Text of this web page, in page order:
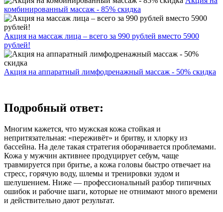
комбинированный массаж - 85% скидка
Акция на массаж лица – всего за 990 рублей вместо 5900
рублей!
Акция на аппаратный лимфодренажный массаж - 50% скидка
Подробный ответ:
Многим кажется, что мужская кожа стойкая и
непритязательная: «переживёт» и бритву, и хлорку из
бассейна. На деле такая стратегия оборачивается проблемами.
Кожа у мужчин активнее продуцирует себум, чаще
травмируется при бритье, а кожа головы быстро отвечает на
стресс, горячую воду, шлемы и тренировки зудом и
шелушением. Ниже — профессиональный разбор типичных
ошибок и рабочие шаги, которые не отнимают много времени
и действительно дают результат.